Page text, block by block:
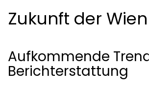
Zukunft der
Aufkommende
Berichterstattung